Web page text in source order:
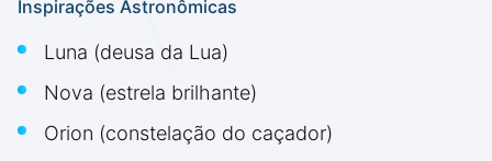
Inspirações Astronômicas
Luna (deusa da Lua)
Nova (estrela brilhante)
Orion (constelação do caçador)